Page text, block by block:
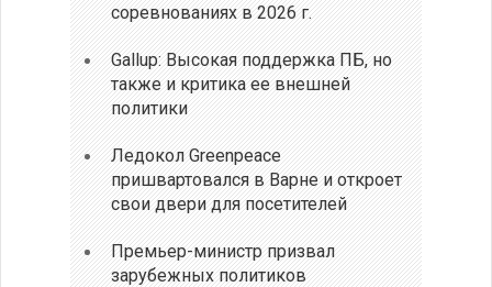
соревнованиях в 2026 г.
Gallup: Высокая поддержка ПБ, но
также и критика ее внешней
политики
Ледокол Greenpeace
пришвартовался в Варне и откроет
свои двери для посетителей
Премьер-министр призвал
зарубежных политиков